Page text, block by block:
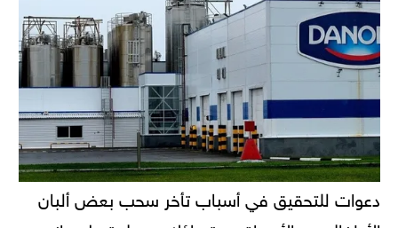
دعوات للتحقيق في أسباب تأخر سحب بعض ألبان